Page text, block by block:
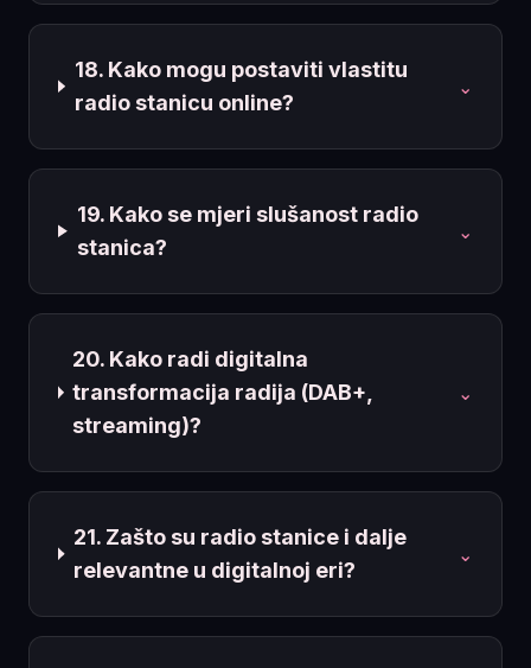
18. Kako mogu postaviti vlastitu
radio stanicu online?
⌄
19. Kako se mjeri slušanost radio
stanica?
⌄
20. Kako radi digitalna
transformacija radija (DAB+,
streaming)?
⌄
21. Zašto su radio stanice i dalje
relevantne u digitalnoj eri?
⌄